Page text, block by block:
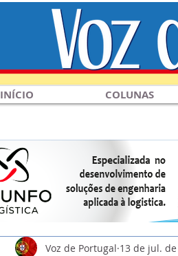
INÍCIO COLUNAS
Voz de Portugal 13 de jul.